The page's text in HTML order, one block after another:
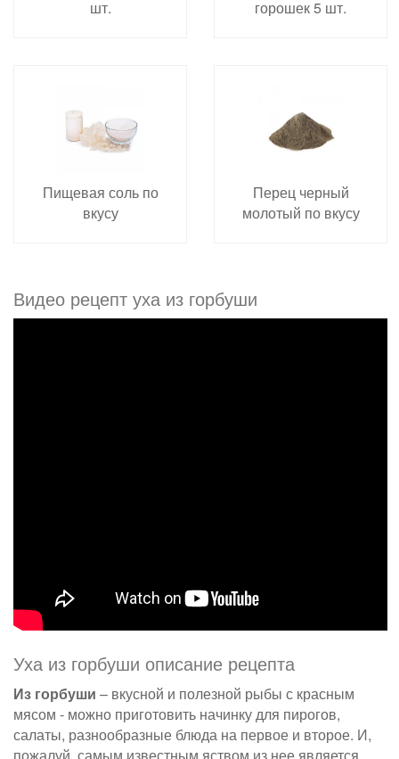
шт.
горошек 5 шт.
Пищевая соль по
вкусу
Перец черный
молотый по вкусу
Видео рецепт уха из горбуши
Уха из горбуши описание рецепта
Из горбуши – вкусной и полезной рыбы с красным
мясом - можно приготовить начинку для пирогов,
салаты, разнообразные блюда на первое и второе. И,